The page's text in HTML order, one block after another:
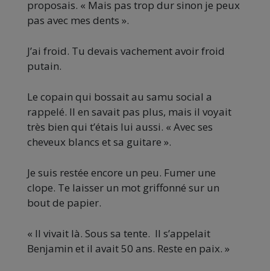
proposais. « Mais pas trop dur sinon je peux
pas avec mes dents ».
J’ai froid. Tu devais vachement avoir froid
putain.
Le copain qui bossait au samu social a
rappelé. Il en savait pas plus, mais il voyait
très bien qui t’étais lui aussi. « Avec ses
cheveux blancs et sa guitare ».
Je suis restée encore un peu. Fumer une
clope. Te laisser un mot griffonné sur un
bout de papier.
« Il vivait là. Sous sa tente. Il s’appelait
Benjamin et il avait 50 ans. Reste en paix. »